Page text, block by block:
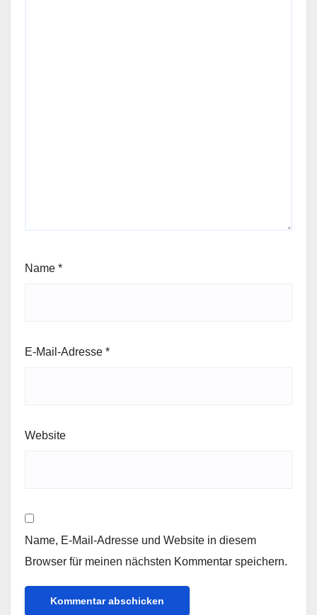
Name *
E-Mail-Adresse *
Website
Name, E-Mail-Adresse und Website in diesem
Browser für meinen nächsten Kommentar speichern.